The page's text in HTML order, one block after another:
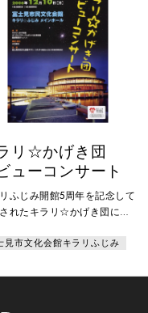
かされた〈むすめ〉が出会っ
は 〈時間〉をつかさどる自
まもり手一月から十二月ま
二人の〈月の精〉たちだっ
もえろ もえろ あざやか
月た
リ☆かげき団
ューコンサート
ふじみ開館5周年を記念して
れたキラリ☆かげき団によ
ョップを行い9月から本格始
みください。
見市文化会館キラリふじみ